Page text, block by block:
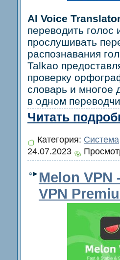
AI Voice
переводить голос
прослушивать
распознавания
Talkao
проверку
словарь и многое
в одном
Читать
Категория: Система
24.07.2023
Melon VPN
VPN